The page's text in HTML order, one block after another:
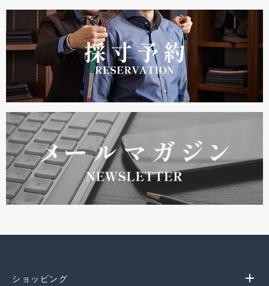
ショッピング add